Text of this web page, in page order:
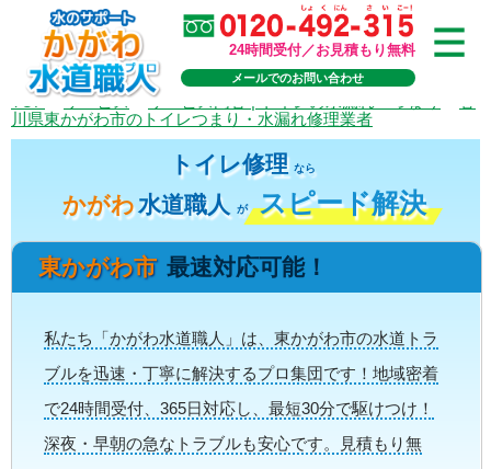
24時間受付／お見積もり無料
メールでのお問い合わせ
TOP>サービス> サービス内容 | トイレの水漏れ・つまり
川県東かがわ市のトイレつまり・水漏れ修理業者
トイレ修理 なら
かがわ水道職人 が スピード解決
東かがわ市 最速対応可能！
私たち「かがわ水道職人」は、東かがわ市の水道トラ
ブルを迅速・丁寧に解決するプロ集団です！地域密着
で24時間受付、365日対応し、最短30分で駆けつけ！
深夜・早朝の急なトラブルも安心です。見積もり無